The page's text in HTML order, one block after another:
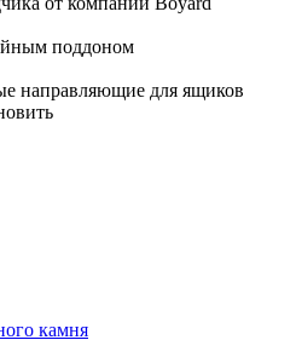
поддоном
направляющие для ящиков
камня